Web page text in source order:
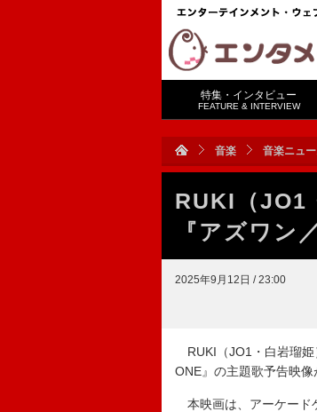
特集・インタビュー
FEATURE & INTERVIEW
音楽 音楽ニュ
RUKI（JO1
『アズワン
2025年9月12日 / 23:00
RUKI（JO1・白岩瑠姫
ONE』の主題歌予告映像
本映画は、アーケード